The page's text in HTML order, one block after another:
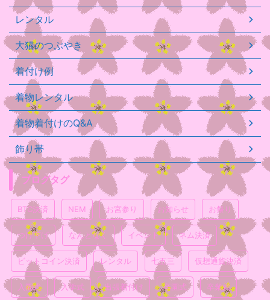
レンタル
大猫のつぶやき
着付け例
着物レンタル
着物着付けのQ&A
飾り帯
ブログタグ
BTC決済 NEM お宮参り お知らせ お祭り
つけ下げ なんとなく イベント ネム決済
ビットコイン決済 レンタル 七五三 仮想通貨決済
入園式 入学式 出張着付け 卒園式 卒業式